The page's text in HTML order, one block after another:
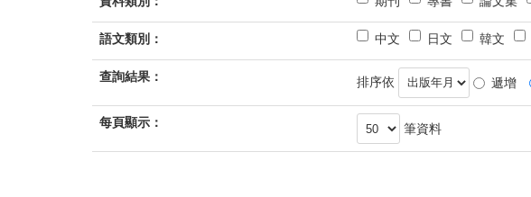
首
頁
N
D
鍵
字
2
件
：
A
N
D
件
：
關
鍵
字
3
語文類別： 中文 日文 韓文
查詢結果： 排序依 遞增
每頁顯示： 筆資料